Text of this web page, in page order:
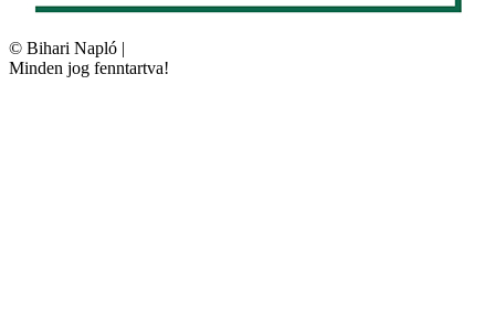
© Bihari Napló |
Minden jog fenntartva!